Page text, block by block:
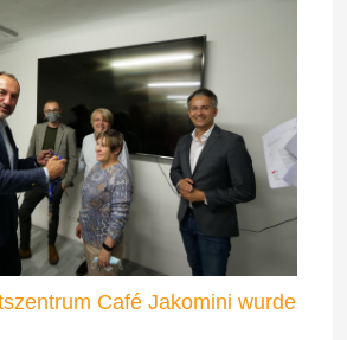
Café Jakomini wurde